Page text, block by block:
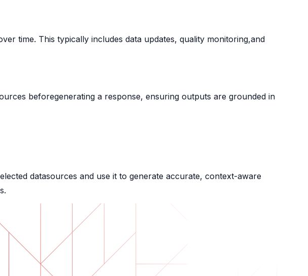
time. This typically includes data updates, quality monitoring,and
beforegenerating a response, ensuring outputs are grounded in
datasources and use it to generate accurate, context-aware